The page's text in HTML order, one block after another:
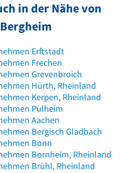
in der Nähe von
Bergheim
Erftstadt
Frechen
Grevenbroich
Hürth, Rheinland
Kerpen, Rheinland
Pulheim
Aachen
Bergisch Gladbach
Bonn
Bornheim, Rheinland
Brühl, Rheinland